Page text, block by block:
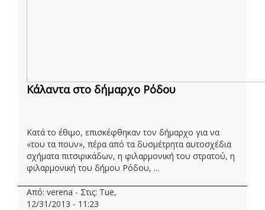
Κάλαντα στο δήμαρχο Ρόδου
Κατά το έθιμο, επισκέφθηκαν τον δήμαρχο για να
«του τα πουν», πέρα από τα δυσμέτρητα αυτοσχέδια
σχήματα πιτσιρικάδων, η φιλαρμονική του στρατού, η
φιλαρμονική του δήμου Ρόδου, ...
Από: verena - Στις: Tue,
12/31/2013 - 11:23